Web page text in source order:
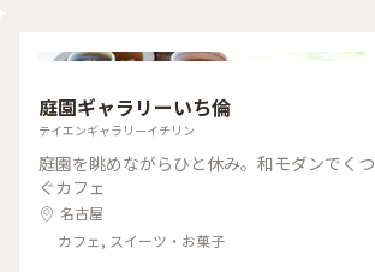
庭園ギャラリーいち倫
テイエンギャラリーイチリン
庭園を眺めながらひと休み。和モダンでく
ぐカフェ
名古屋
カフェ, スイーツ・お菓子